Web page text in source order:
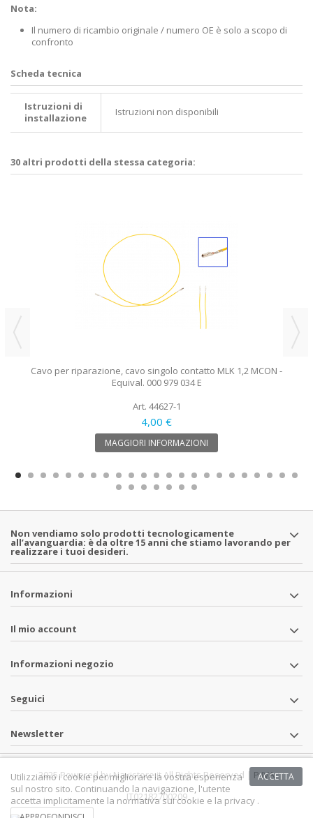
Nota:
Il numero di ricambio originale / numero OE è solo a scopo di
confronto
Scheda tecnica
Istruzioni di
installazione
Istruzioni non disponibili
30 altri prodotti della stessa categoria:
Cavo per riparazione, cavo singolo contatto MLK 1,2 MCON -
Equival. 000 979 034 E
Art. 44627-1
4,00 €
MAGGIORI INFORMAZIONI
Non vendiamo solo prodotti tecnologicamente
all’avanguardia: è da oltre 15 anni che stiamo lavorando per
realizzare i tuoi desideri.
Informazioni
Il mio account
Informazioni negozio
Seguici
Newsletter
2025 Powered by Navistore.it All Rights Reserved | P.IVA
IT02182700209
ACCETTA
Utilizziamo i cookie per migliorare la vostra esperienza
sul nostro sito. Continuando la navigazione, l'utente
accetta implicitamente la normativa sui cookie e la privacy .